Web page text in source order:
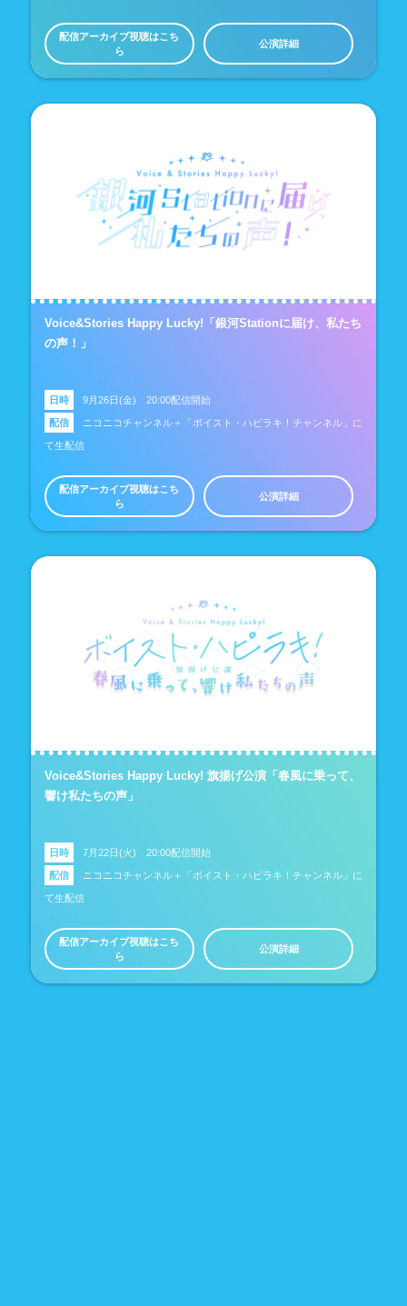
配信アーカイブ視聴はこち
ら
公演詳細
Voice&Stories Happy Lucky!「銀河Stationに届け、私たち
の声！」
日時 9月26日(金) 20:00配信開始
配信 ニコニコチャンネル＋「ボイスト・ハピラキ！チャンネル」に
て生配信
配信アーカイブ視聴はこち
ら
公演詳細
Voice&Stories Happy Lucky! 旗揚げ公演「春風に乗って、
響け私たちの声」
日時 7月22日(火) 20:00配信開始
配信 ニコニコチャンネル＋「ボイスト・ハピラキ！チャンネル」に
て生配信
配信アーカイブ視聴はこち
ら
公演詳細